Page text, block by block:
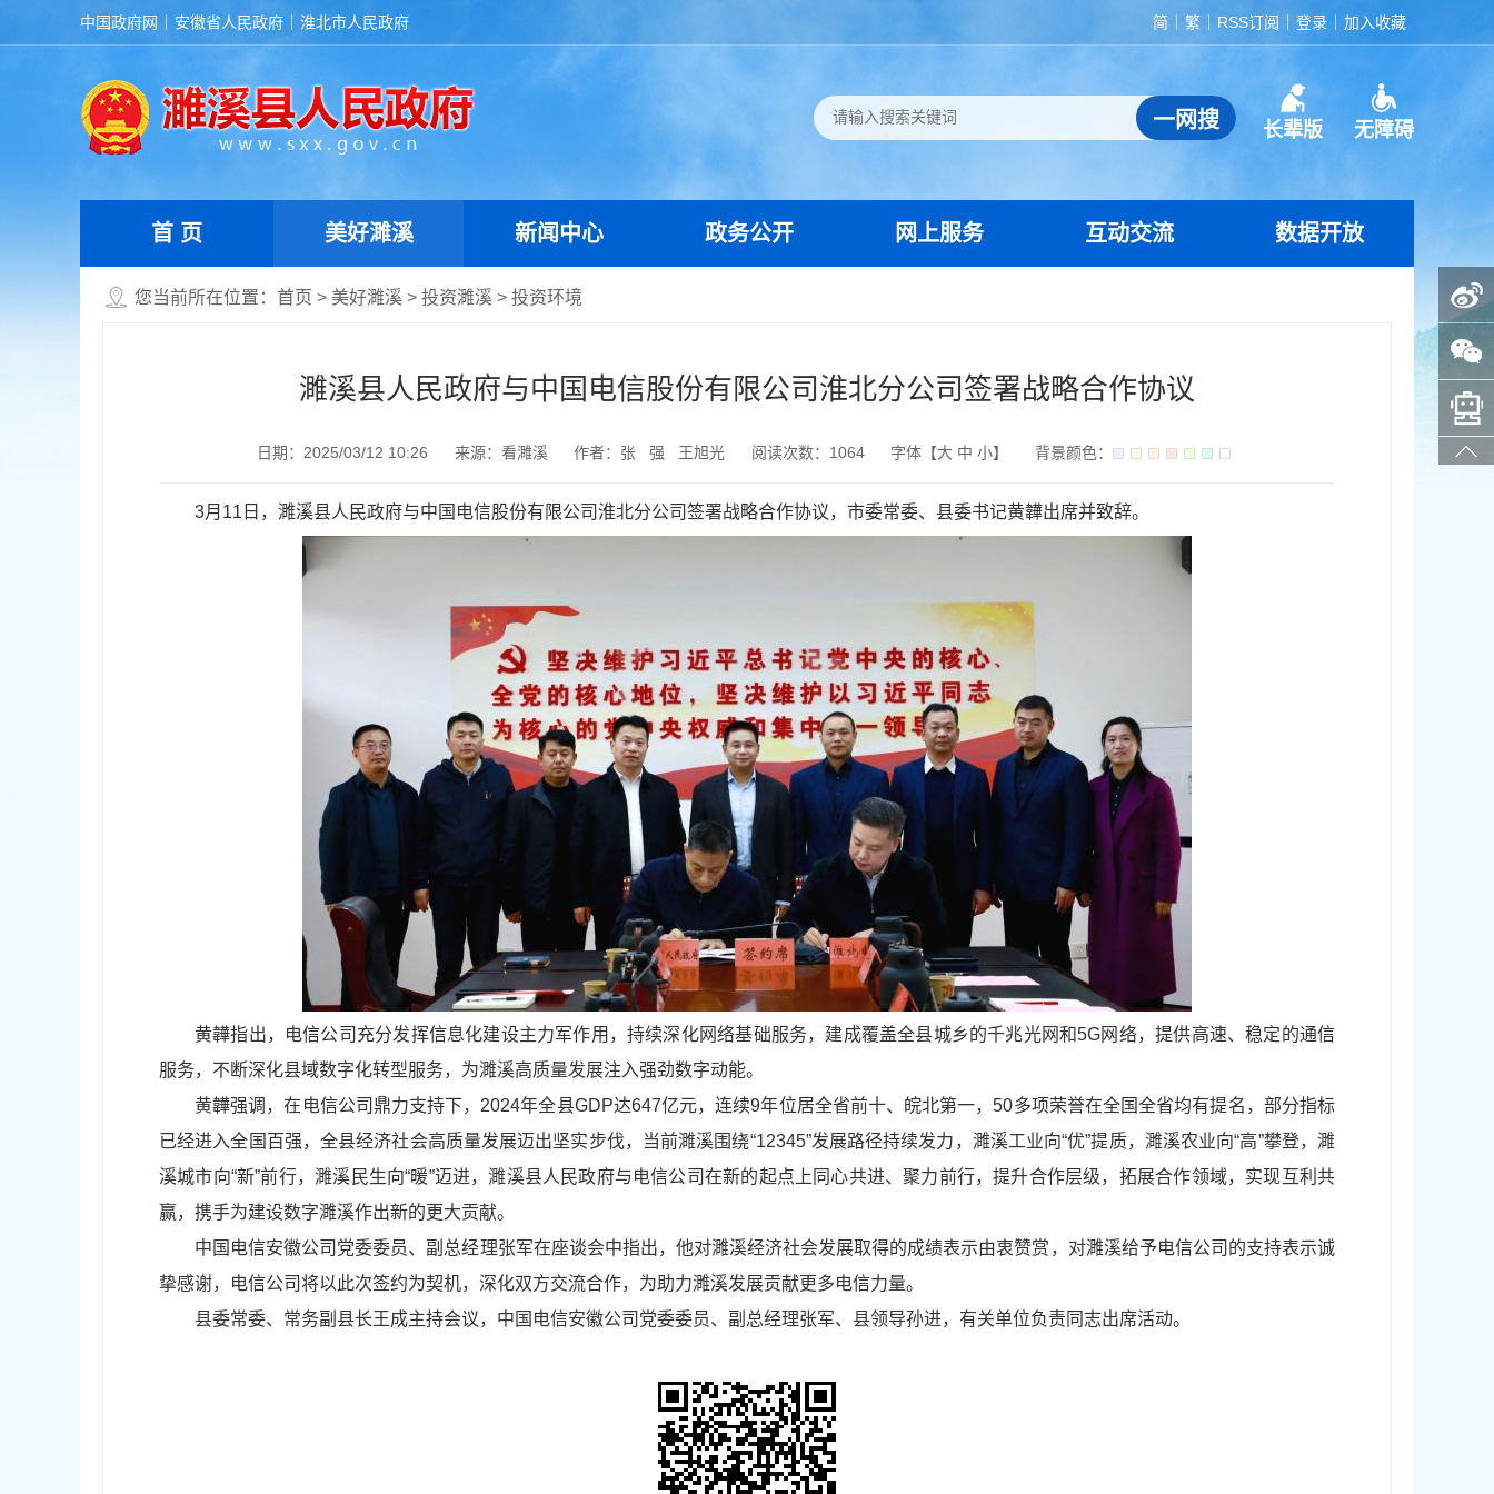
中国政府网 安徽省人民政府 淮北市人民政府 简 繁 RSS订阅 登录 加入收藏
长辈版 无障碍
首 页 美好濉溪 新闻中心 政务公开 网上服务 互动交流 数据开放
您当前所在位置： 首页 > 美好濉溪 > 投资濉溪 > 投资环境
濉溪县人民政府与中国电信股份有限公司淮北分公司签署战略合作协议
日期：2025/03/12 10:26 来源：看濉溪 作者：张 强 王旭光 阅读次数： 1064 字体【大 中 小】 背景颜色：
3月11日，濉溪县人民政府与中国电信股份有限公司淮北分公司签署战略合作协议，市委常委、县委书记黄韡出席并致辞。
黄韡指出，电信公司充分发挥信息化建设主力军作用，持续深化网络基础服务，建成覆盖全县城乡的千兆光网和5G网络，提供高速、稳定的通信
服务，不断深化县域数字化转型服务，为濉溪高质量发展注入强劲数字动能。
黄韡强调，在电信公司鼎力支持下，2024年全县GDP达647亿元，连续9年位居全省前十、皖北第一，50多项荣誉在全国全省均有提名，部分指标
已经进入全国百强，全县经济社会高质量发展迈出坚实步伐，当前濉溪围绕“12345”发展路径持续发力，濉溪工业向“优”提质，濉溪农业向“高”攀登，濉
溪城市向“新”前行，濉溪民生向“暖”迈进，濉溪县人民政府与电信公司在新的起点上同心共进、聚力前行，提升合作层级，拓展合作领域，实现互利共
赢，携手为建设数字濉溪作出新的更大贡献。
中国电信安徽公司党委委员、副总经理张军在座谈会中指出，他对濉溪经济社会发展取得的成绩表示由衷赞赏，对濉溪给予电信公司的支持表示诚
挚感谢，电信公司将以此次签约为契机，深化双方交流合作，为助力濉溪发展贡献更多电信力量。
县委常委、常务副县长王成主持会议，中国电信安徽公司党委委员、副总经理张军、县领导孙进，有关单位负责同志出席活动。
智能问答助手